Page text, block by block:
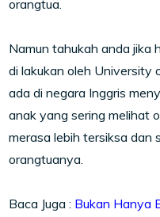
orangtua.
Namun tahukah anda jika
di lakukan oleh University
ada di negara Inggris
anak yang sering melihat
merasa lebih tersiksa dan
orangtuanya.
Baca Juga : Bukan Hanya